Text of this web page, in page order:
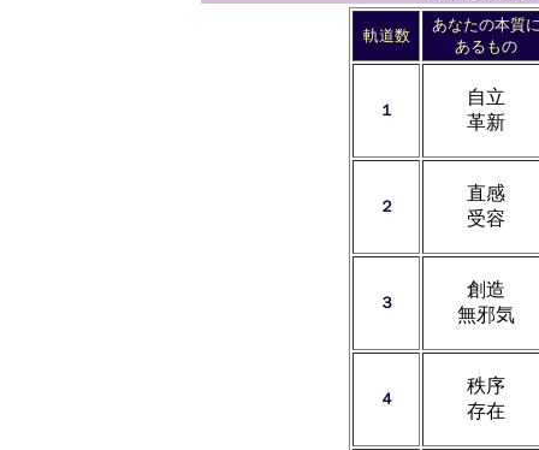
軌道数
あなたの本質
あるもの
１
自立
革新
２
直感
受容
３
創造
無邪気
４
秩序
存在